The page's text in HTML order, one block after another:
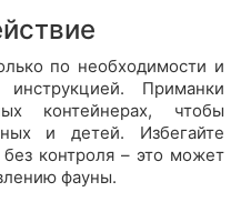
по необходимости и
Приманки
контейнерах, чтобы
и детей. Избегайте
контроля – это может
фауны.